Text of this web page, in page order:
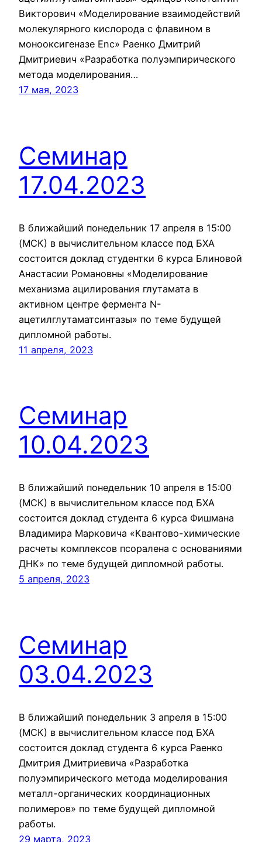
Викторович «Моделирование взаимодействий
молекулярного кислорода с флавином в
монооксигеназе Enc» Раенко Дмитрий
Дмитриевич «Разработка полуэмпирического
метода моделирования…
17 мая, 2023
Семинар
17.04.2023
В ближайший понедельник 17 апреля в 15:00
(МСК) в вычислительном классе под БХА
состоится доклад студентки 6 курса Блиновой
Анастасии Романовны «Моделирование
механизма ацилирования глутамата в
активном центре фермента N-
ацетилглутаматсинтазы» по теме будущей
дипломной работы.
11 апреля, 2023
Семинар
10.04.2023
В ближайший понедельник 10 апреля в 15:00
(МСК) в вычислительном классе под БХА
состоится доклад студента 6 курса Фишмана
Владимира Марковича «Квантово-химические
расчеты комплексов псоралена с основаниями
ДНК» по теме будущей дипломной работы.
5 апреля, 2023
Семинар
03.04.2023
В ближайший понедельник 3 апреля в 15:00
(МСК) в вычислительном классе под БХА
состоится доклад студента 6 курса Раенко
Дмитрия Дмитриевича «Разработка
полуэмпирического метода моделирования
металл-органических координационных
полимеров» по теме будущей дипломной
работы.
29 марта, 2023